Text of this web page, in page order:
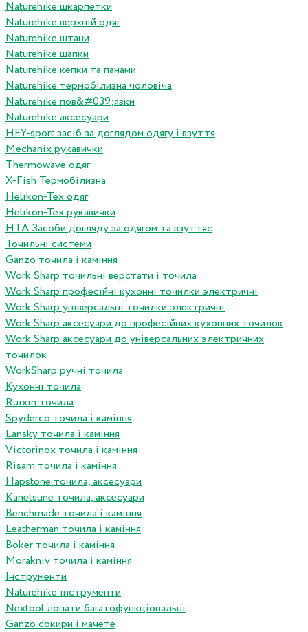
Naturehike шкарпетки
Naturehike верхній одяг
Naturehike штани
Naturehike шапки
Naturehike кепки та панами
Naturehike термобілизна чоловіча
Naturehike пов&#039;язки
Naturehike аксесуари
HEY-sport засіб за доглядом одягу і взуття
Mechanix рукавички
Thermowave одяг
X-Fish Термобілизна
Helikon-Tex одяг
Helikon-Tex рукавички
HTA Засоби догляду за одягом та взуттяс
Точильні системи
Ganzo точила і каміння
Work Sharp точильні верстати і точила
Work Sharp професiйнi кухоннi точилки электричнi
Work Sharp унiверсальнi точилки электричнi
Work Sharp аксесуари до професiйних кухонних точилок
Work Sharp аксесуари до унiверсальних электричних
точилок
WorkSharp ручні точила
Кухонні точила
Ruixin точила
Spyderco точила і каміння
Lansky точила і каміння
Victorinox точила і каміння
Risam точила і каміння
Hapstone точила, аксесуари
Kanetsune точила, аксесуари
Benchmade точила і каміння
Leatherman точила і каміння
Boker точила і каміння
Morakniv точила і каміння
Інструменти
Naturehike інструменти
Nextool лопати багатофункціональні
Ganzo сокири і мачете